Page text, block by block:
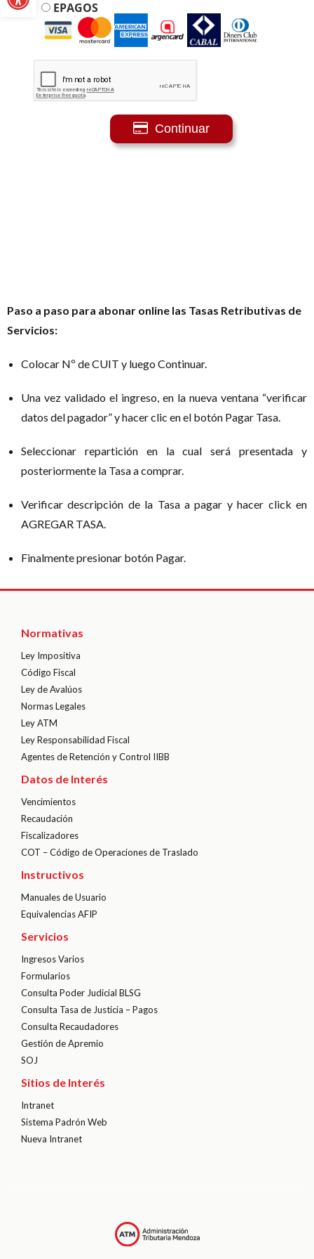
Paso a paso para abonar online las Tasas Retributivas de
Servicios:
Colocar Nº de CUIT y luego Continuar.
Una vez validado el ingreso, en la nueva ventana “verificar
datos del pagador” y hacer clic en el botón Pagar Tasa.
Seleccionar repartición en la cual será presentada y
posteriormente la Tasa a comprar.
Verificar descripción de la Tasa a pagar y hacer click en
AGREGAR TASA.
Finalmente presionar botón Pagar.
Normativas
Ley Impositiva
Código Fiscal
Ley de Avalúos
Normas Legales
Ley ATM
Ley Responsabilidad Fiscal
Agentes de Retención y Control IIBB
Datos de Interés
Vencimientos
Recaudación
Fiscalizadores
COT – Código de Operaciones de Traslado
Instructivos
Manuales de Usuario
Equivalencias AFIP
Servicios
Ingresos Varios
Formularios
Consulta Poder Judicial BLSG
Consulta Tasa de Justicia – Pagos
Consulta Recaudadores
Gestión de Apremio
SOJ
Sitios de Interés
Intranet
Sistema Padrón Web
Nueva Intranet